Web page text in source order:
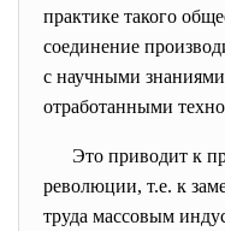
практике такого
соединение
с научными
отработанными
Это приводит к
революции, т.е. к
труда массовым